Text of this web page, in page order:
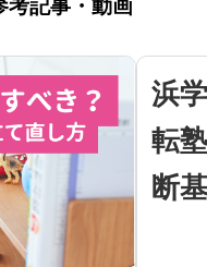
考記事・動画
浜
転
断